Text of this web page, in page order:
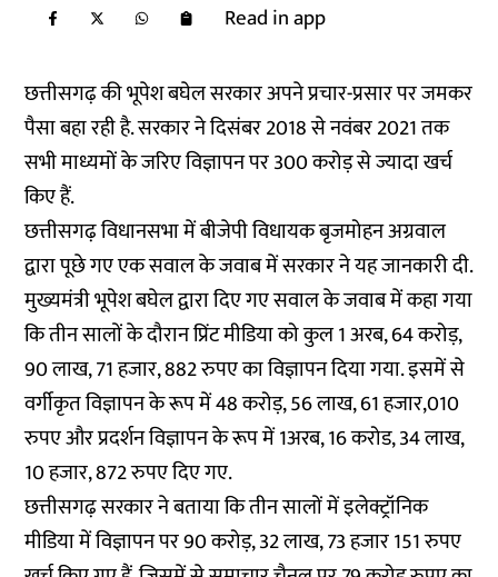
Read in app
छत्तीसगढ़ की भूपेश बघेल सरकार अपने प्रचार-प्रसार पर जमकर
पैसा बहा रही है. सरकार ने दिसंबर 2018 से नवंबर 2021 तक
सभी माध्यमों के जरिए विज्ञापन पर 300 करोड़ से ज्यादा खर्च
किए हैं.
छत्तीसगढ़ विधानसभा में बीजेपी विधायक बृजमोहन अग्रवाल
द्वारा पूछे गए एक सवाल के जवाब में सरकार ने यह जानकारी दी.
मुख्यमंत्री भूपेश बघेल द्वारा दिए गए सवाल के जवाब में कहा गया
कि तीन सालों के दौरान प्रिंट मीडिया को कुल 1 अरब, 64 करोड़,
90 लाख, 71 हजार, 882 रुपए का विज्ञापन दिया गया. इसमें से
वर्गीकृत विज्ञापन के रूप में 48 करोड़, 56 लाख, 61 हजार,010
रुपए और प्रदर्शन विज्ञापन के रूप में 1अरब, 16 करोड, 34 लाख,
10 हजार, 872 रुपए दिए गए.
छत्तीसगढ़ सरकार ने बताया कि तीन सालों में इलेक्ट्रॉनिक
मीडिया में विज्ञापन पर 90 करोड़, 32 लाख, 73 हजार 151 रुपए